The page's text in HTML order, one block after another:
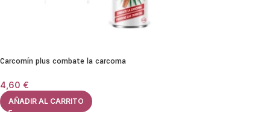
Carcomín plus combate la carcoma
4,60 €
AÑADIR AL CARRITO